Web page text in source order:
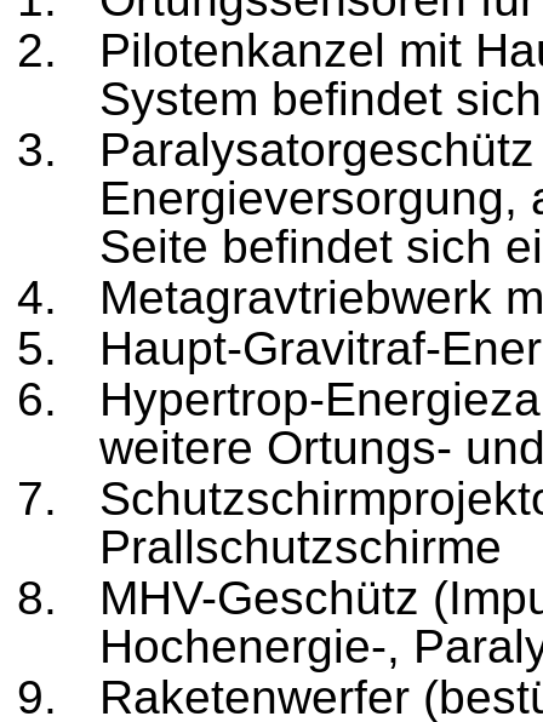
Pilotenkanzel mit
System befindet
Energieversorgung,
Seite befindet sich
Metagravtriebwerk
Haupt-Gravitraf-
Hypertrop-
weitere Ortungs-
Prallschutz­schirme
MHV-Geschütz
Hochenergie-,
Raketenwerfer